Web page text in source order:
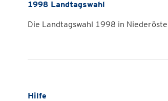
1998 Landtagswahl
Die Landtagswahl 1998 in
Hilfe